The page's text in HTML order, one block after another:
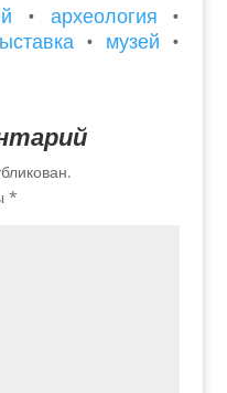
• археология
•
• музей •
*